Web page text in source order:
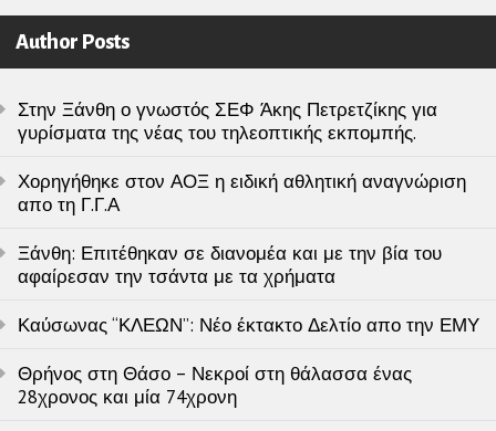
Author Posts
Στην Ξάνθη ο γνωστός ΣΕΦ Άκης Πετρετζίκης για
γυρίσματα της νέας του τηλεοπτικής εκπομπής.
Χορηγήθηκε στον ΑΟΞ η ειδική αθλητική αναγνώριση
απο τη Γ.Γ.Α
Ξάνθη: Επιτέθηκαν σε διανομέα και με την βία του
αφαίρεσαν την τσάντα με τα χρήματα
Καύσωνας “ΚΛΕΩΝ”: Νέο έκτακτο Δελτίο απο την ΕΜΥ
Θρήνος στη Θάσο – Νεκροί στη θάλασσα ένας
28χρονος και μία 74χρονη